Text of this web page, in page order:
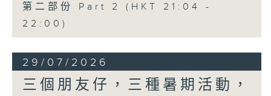
第二部份 Part 2 (HKT 21:04 -
22:00)
29/07/2026
三個朋友仔，三種暑期活動，